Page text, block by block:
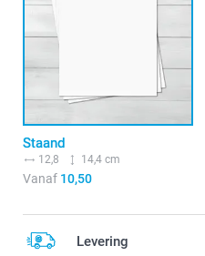
Staand
12,8 14,4 cm
Vanaf 10,50
Levering